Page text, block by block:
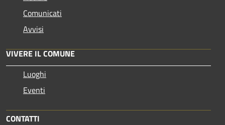
Comunicati
Avvisi
VIVERE IL COMUNE
Luoghi
Eventi
CONTATTI